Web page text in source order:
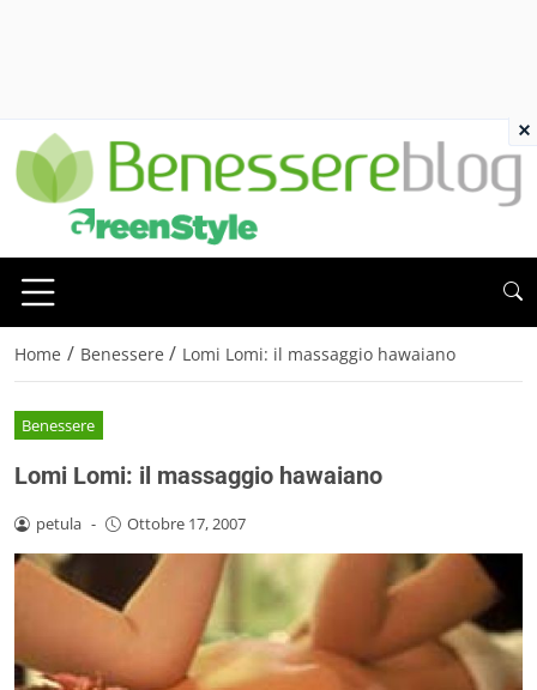
Home / Benessere / Lomi Lomi: il massaggio hawaiano
Benessere
Lomi Lomi: il massaggio hawaiano
petula - Ottobre 17, 2007
×